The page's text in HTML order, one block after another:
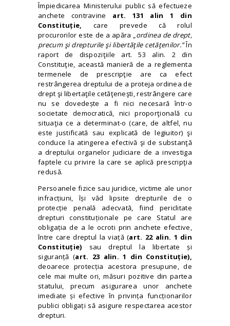
Împiedicarea Ministerului public să efectueze
anchete contravine art. 131 alin 1 din
Constituție, care prevede că rolul
procurorilor este de a apăra „ordinea de drept,
precum şi drepturile şi libertăţile cetăţenilor.”În
raport de dispoziţiile art. 53 alin. 2 din
Constituţie, această manieră de a reglementa
termenele de prescripţie are ca efect
restrângerea dreptului de a proteja ordinea de
drept şi libertaţile cetăţeneşti, restrângere care
nu se dovedește a fi nici necesară într-o
societate democratică, nici proporţională cu
situaţia ce a determinat-o (care, de altfel, nu
este justificată sau explicată de legiuitor) şi
conduce la atingerea efectivă şi de substanţă
a dreptului organelor judiciare de a investiga
faptele cu privire la care se aplică prescripţia
redusă.
Persoanele fizice sau juridice, victime ale unor
infracțiuni, își văd lipsite drepturile de o
protecție penală adecvată, fiind periclitate
drepturi constituționale pe care Statul are
obligația de a le ocroti prin anchete efective,
între care dreptul la viață (art. 22 alin. 1 din
Constituție) sau dreptul la libertate și
siguranță (art. 23 alin. 1 din Constituție),
deoarece protecția acestora presupune, de
cele mai multe ori, măsuri pozitive din partea
statului, precum asigurarea unor anchete
imediate și efective în privința funcționarilor
publici obligați să asigure respectarea acestor
drepturi.